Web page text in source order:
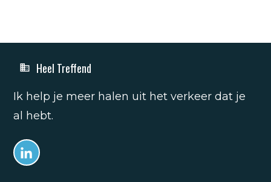
Heel Treffend
Ik help je meer halen uit het verkeer dat je
al hebt.